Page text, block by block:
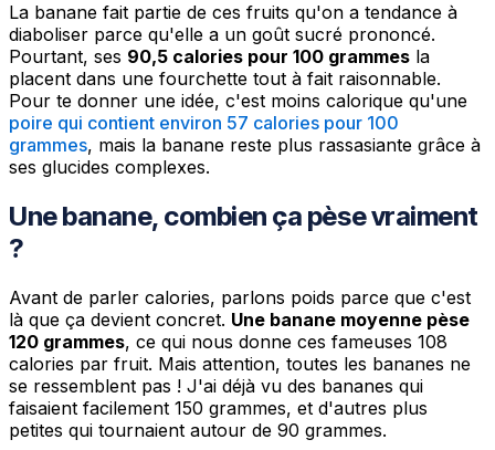
La banane fait partie de ces fruits qu'on a tendance à
diaboliser parce qu'elle a un goût sucré prononcé.
Pourtant, ses 90,5 calories pour 100 grammes la
placent dans une fourchette tout à fait raisonnable.
Pour te donner une idée, c'est moins calorique qu'une
poire qui contient environ 57 calories pour 100
grammes, mais la banane reste plus rassasiante grâce à
ses glucides complexes.
Une banane, combien ça pèse vraiment
?
Avant de parler calories, parlons poids parce que c'est
là que ça devient concret. Une banane moyenne pèse
120 grammes, ce qui nous donne ces fameuses 108
calories par fruit. Mais attention, toutes les bananes ne
se ressemblent pas ! J'ai déjà vu des bananes qui
faisaient facilement 150 grammes, et d'autres plus
petites qui tournaient autour de 90 grammes.